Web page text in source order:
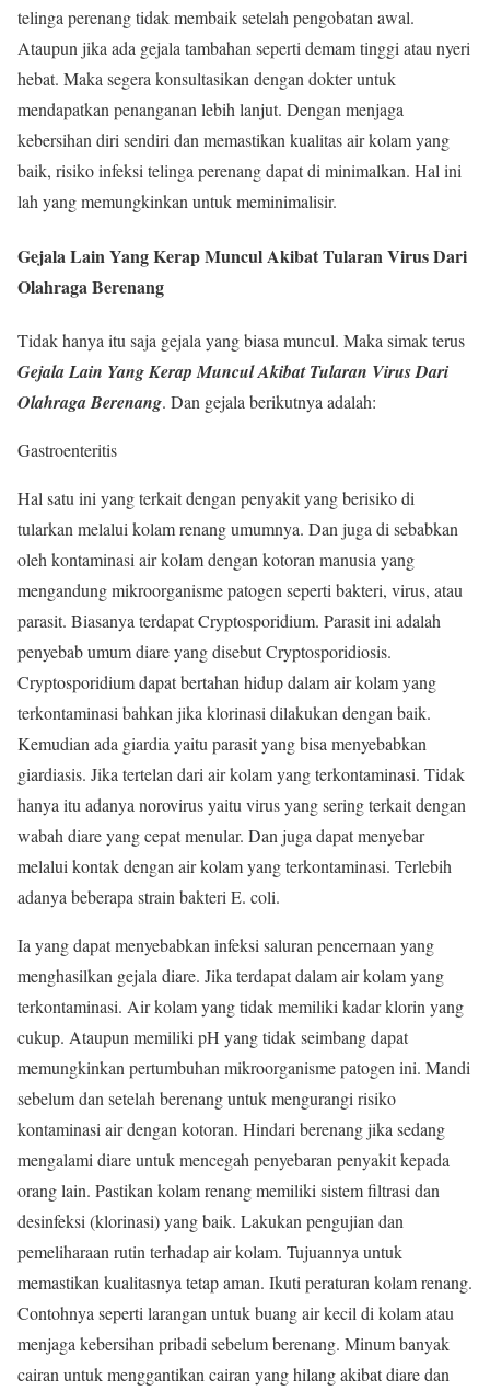
telinga perenang tidak membaik setelah pengobatan awal.
Ataupun jika ada gejala tambahan seperti demam tinggi atau nyeri
hebat. Maka segera konsultasikan dengan dokter untuk
mendapatkan penanganan lebih lanjut. Dengan menjaga
kebersihan diri sendiri dan memastikan kualitas air kolam yang
baik, risiko infeksi telinga perenang dapat di minimalkan. Hal ini
lah yang memungkinkan untuk meminimalisir.
Gejala Lain Yang Kerap Muncul Akibat Tularan Virus Dari
Olahraga Berenang
Tidak hanya itu saja gejala yang biasa muncul. Maka simak terus
Gejala Lain Yang Kerap Muncul Akibat Tularan Virus Dari
Olahraga Berenang. Dan gejala berikutnya adalah:
Gastroenteritis
Hal satu ini yang terkait dengan penyakit yang berisiko di
tularkan melalui kolam renang umumnya. Dan juga di sebabkan
oleh kontaminasi air kolam dengan kotoran manusia yang
mengandung mikroorganisme patogen seperti bakteri, virus, atau
parasit. Biasanya terdapat Cryptosporidium. Parasit ini adalah
penyebab umum diare yang disebut Cryptosporidiosis.
Cryptosporidium dapat bertahan hidup dalam air kolam yang
terkontaminasi bahkan jika klorinasi dilakukan dengan baik.
Kemudian ada giardia yaitu parasit yang bisa menyebabkan
giardiasis. Jika tertelan dari air kolam yang terkontaminasi. Tidak
hanya itu adanya norovirus yaitu virus yang sering terkait dengan
wabah diare yang cepat menular. Dan juga dapat menyebar
melalui kontak dengan air kolam yang terkontaminasi. Terlebih
adanya beberapa strain bakteri E. coli.
Ia yang dapat menyebabkan infeksi saluran pencernaan yang
menghasilkan gejala diare. Jika terdapat dalam air kolam yang
terkontaminasi. Air kolam yang tidak memiliki kadar klorin yang
cukup. Ataupun memiliki pH yang tidak seimbang dapat
memungkinkan pertumbuhan mikroorganisme patogen ini. Mandi
sebelum dan setelah berenang untuk mengurangi risiko
kontaminasi air dengan kotoran. Hindari berenang jika sedang
mengalami diare untuk mencegah penyebaran penyakit kepada
orang lain. Pastikan kolam renang memiliki sistem filtrasi dan
desinfeksi (klorinasi) yang baik. Lakukan pengujian dan
pemeliharaan rutin terhadap air kolam. Tujuannya untuk
memastikan kualitasnya tetap aman. Ikuti peraturan kolam renang.
Contohnya seperti larangan untuk buang air kecil di kolam atau
menjaga kebersihan pribadi sebelum berenang. Minum banyak
cairan untuk menggantikan cairan yang hilang akibat diare dan